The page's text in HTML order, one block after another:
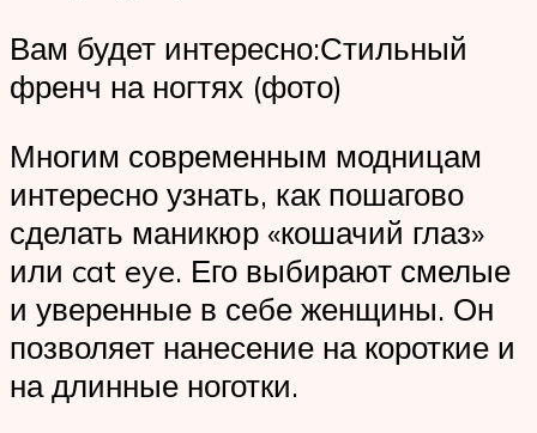
Вам будет интересно:Стильный
френч на ногтях (фото)
Многим современным модницам
интересно узнать, как пошагово
сделать маникюр «кошачий глаз»
или cat eye. Его выбирают смелые
и уверенные в себе женщины. Он
позволяет нанесение на короткие и
на длинные ноготки.